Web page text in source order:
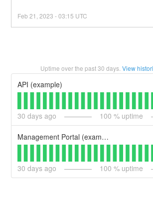
Feb21 ,2023 -03:15 UTC
Uptime over the past30 days. View
API (example)
30 days ago 100 % uptime
Management Portal (example)
30 days ago 100 % uptime